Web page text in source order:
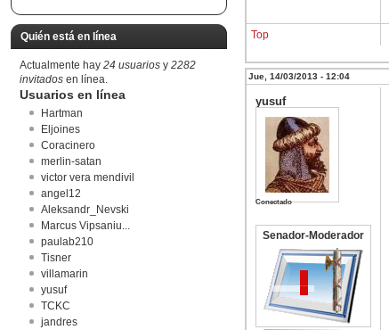
Quién está en línea
Actualmente hay 24 usuarios y 2282
invitados en línea.
Usuarios en línea
Hartman
Eljoines
Coracinero
merlin-satan
victor vera mendivil
angel12
Aleksandr_Nevski
Marcus Vipsaniu...
paulab210
Tisner
villamarin
yusuf
TCKC
jandres
Top
Jue, 14/03/2013 - 12:04
yusuf
Conectado
Senador-Moderador